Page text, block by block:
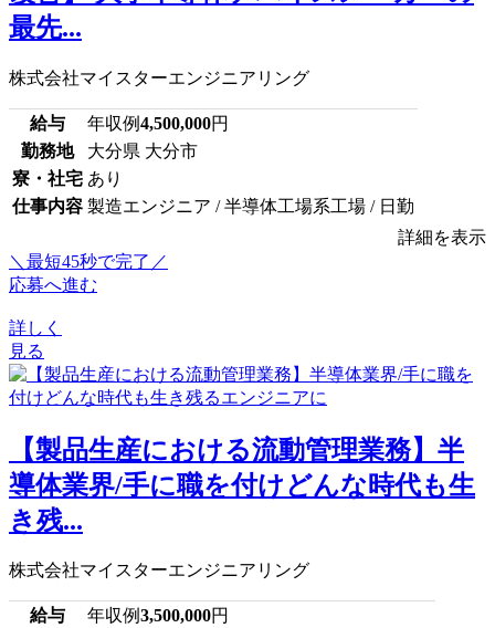
最先...
株式会社マイスターエンジニアリング
給与 年収例4,500,000円
勤務地
大分県 大分市
寮・社宅 あり
仕事内容 製造エンジニア / 半導体工場系工場 / 日勤
詳細を表示
＼最短45秒で完了／
応募へ進む
詳しく
見る
【製品生産における流動管理業務】半
導体業界/手に職を付けどんな時代も生
き残...
株式会社マイスターエンジニアリング
給与 年収例3,500,000円